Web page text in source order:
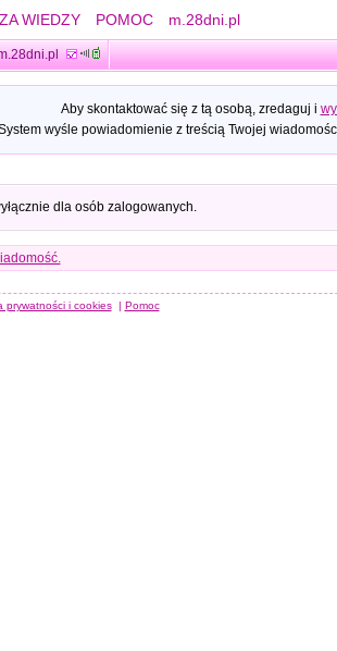
WIEDZY POMOC m.28dni.pl
Aby skontaktować się z tą osobą, zredaguj i
wyśle powiadomienie z treścią Twojej
dla osób zalogowanych.
prywatności i cookies | Pomoc